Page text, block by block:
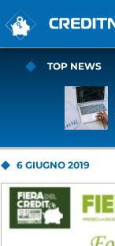
TOP NEWS
6 GIUGNO 2019